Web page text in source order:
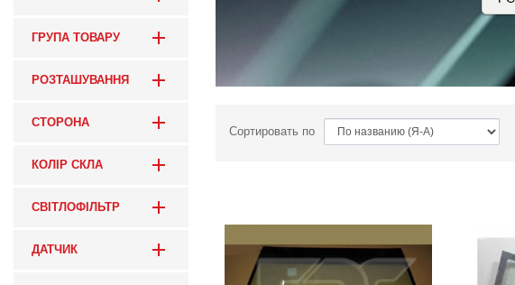
ГРУПА ТОВАРУ
РОЗТАШУВАННЯ
СТОРОНА
КОЛІР СКЛА
СВІТЛОФІЛЬТР
ДАТЧИК
Сортировать по